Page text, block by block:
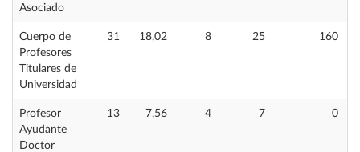
Asociado
Cuerpo de
Profesores
Titulares de
Universidad
31 18,02 8 25 160
Profesor
Ayudante
Doctor
13 7,56 4 7 0